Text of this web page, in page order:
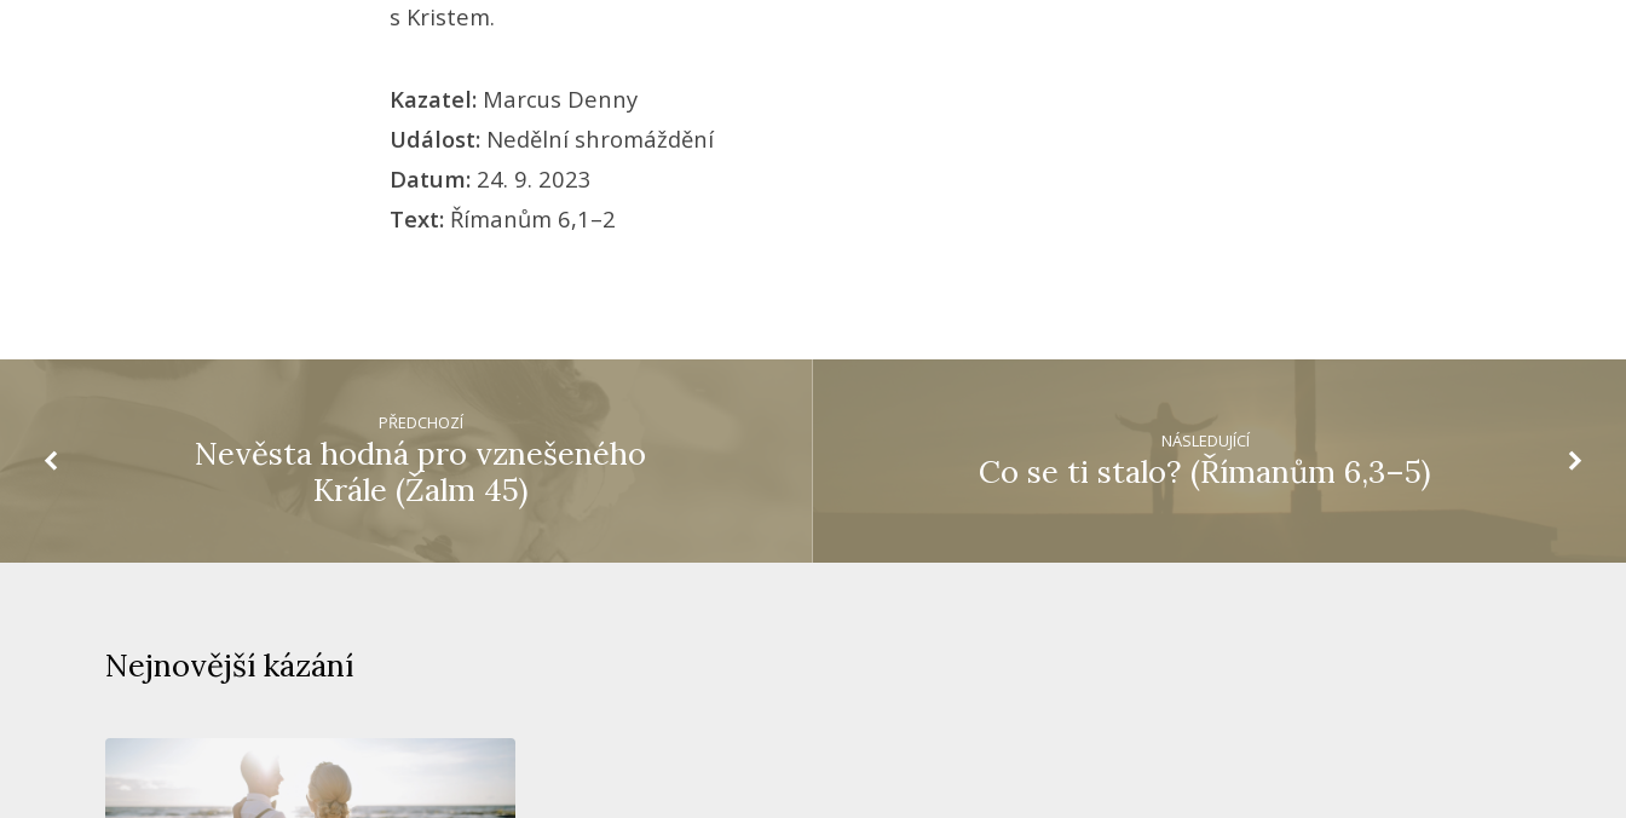
s Kristem.
Kazatel: Marcus Denny
Událost: Nedělní shromáždění
Datum: 24. 9. 2023
Text: Římanům 6,1–2
PŘEDCHOZÍ
Nevěsta hodná pro vznešeného
Krále (Žalm 45)
NÁSLEDUJÍCÍ
Co se ti stalo? (Římanům 6,3–5)
Nejnovější kázání